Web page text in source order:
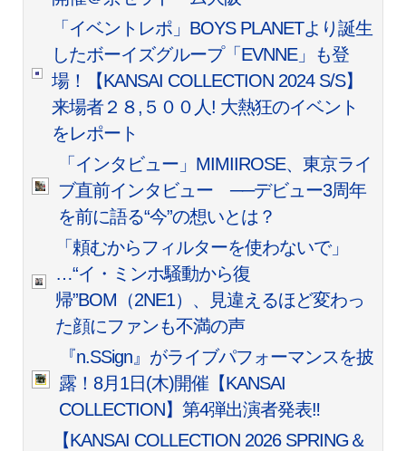
「イベントレポ」BOYS PLANETより誕生
したボーイズグループ「EVNNE」も登
場！【KANSAI COLLECTION 2024 S/S】
来場者２８,５００人! 大熱狂のイベント
をレポート
「インタビュー」MIMIIROSE、東京ライ
ブ直前インタビュー ──デビュー3周年
を前に語る“今”の想いとは？
「頼むからフィルターを使わないで」
…“イ・ミンホ騒動から復
帰”BOM（2NE1）、見違えるほど変わっ
た顔にファンも不満の声
『n.SSign』がライブパフォーマンスを披
露！8月1日(木)開催【KANSAI
COLLECTION】第4弾出演者発表‼︎
【KANSAI COLLECTION 2026 SPRING＆